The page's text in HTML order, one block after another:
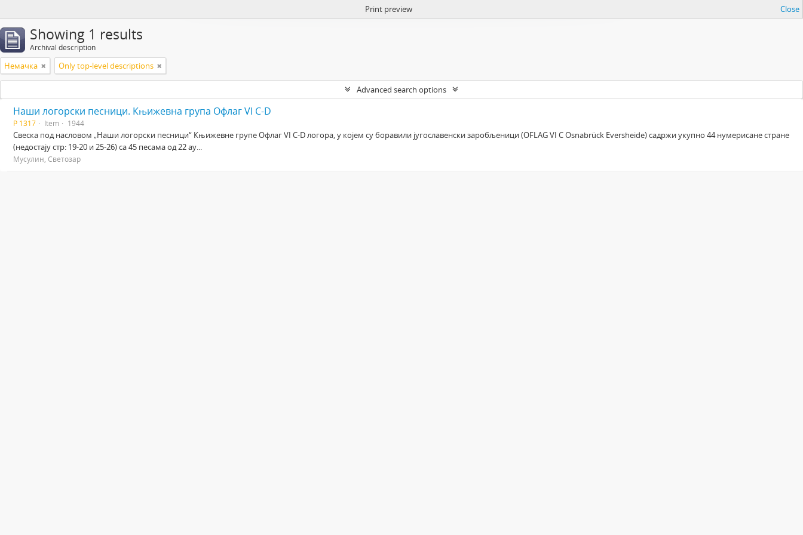
Print preview Close
Showing 1 results
Archival description
Немачка Only top-level descriptions
Advanced search options
Наши логорски песници. Књижевна група Офлаг VI C-D
Р 1317 Item 1944
Свеска под насловом „Наши логорски песници“ Књижевне групе Офлаг VI C-D логора, у којем су боравили југославенски заробљеници (OFLAG VI C Osnabrück Eversheide) садржи укупно 44 нумерисане стране
(недостају стр: 19-20 и 25-26) са 45 песама од 22 ау...
Мусулин, Светозар